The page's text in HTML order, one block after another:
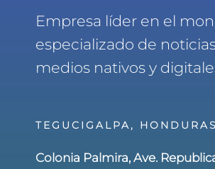
Empresa líder en el
especializado de
medios nativos y
TEGUCIGALPA, HONDURAS
Colonia Palmira, Ave.